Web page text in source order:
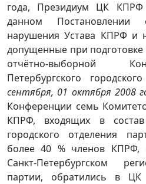
года, Президиум ЦК КПРФ
данном Постановлении
нарушения Устава КПРФ и
допущенные при подготовке
отчётно-выборной
Петербургского
сентября, 01 октября 2008
Конференции семь
КПРФ, входящих в состав
городского отделения
более 40 % членов КПРФ,
Санкт-Петербургском
партии, обратились в